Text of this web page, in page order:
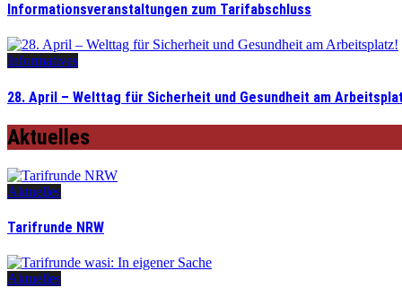
Informationsveranstaltungen zum Tarifabschluss
Informatives
28. April – Welttag für Sicherheit und Gesundheit am
Aktuelles
Aktuelles
Tarifrunde NRW
Aktuelles